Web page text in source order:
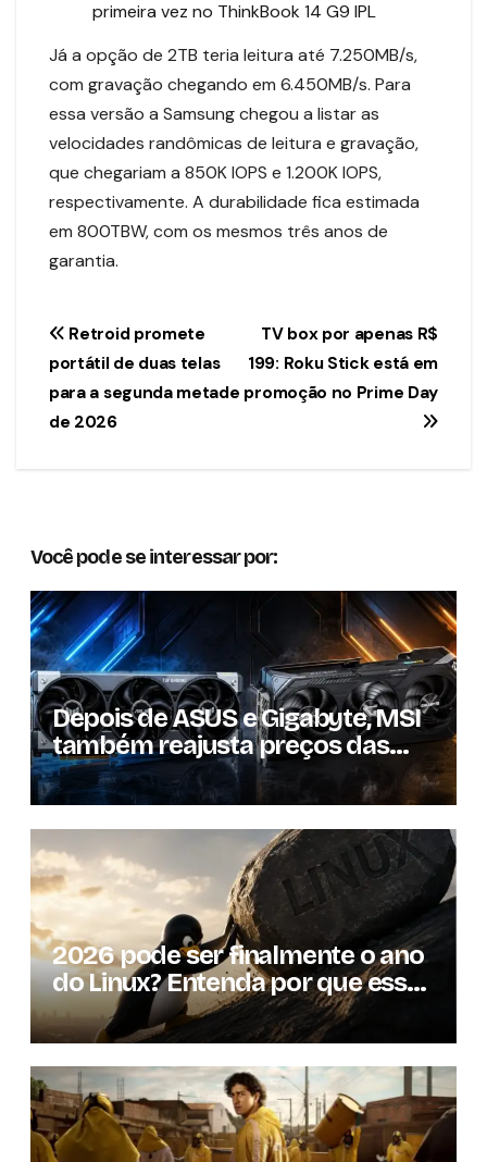
primeira vez no ThinkBook 14 G9 IPL
Já a opção de 2TB teria leitura até 7.250MB/s,
com gravação chegando em 6.450MB/s. Para
essa versão a Samsung chegou a listar as
velocidades randômicas de leitura e gravação,
que chegariam a 850K IOPS e 1.200K IOPS,
respectivamente. A durabilidade fica estimada
em 800TBW, com os mesmos três anos de
garantia.
Navegação
de
Post
TV box por apenas R$
199: Roku Stick está em
promoção no Prime Day
Retroid promete
portátil de duas telas
para a segunda metade
de 2026
Você pode se interessar por:
Depois de ASUS e Gigabyte, MSI
também reajusta preços das
GPUs em mais de 20%
2026 pode ser finalmente o ano
do Linux? Entenda por que essa
previsão voltou à tona